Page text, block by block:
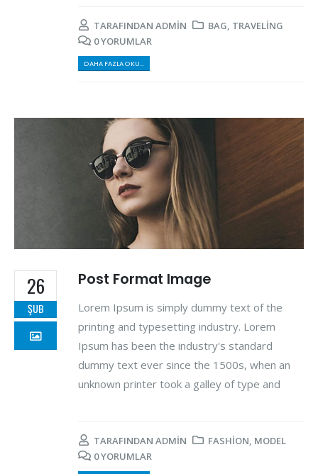
TARAFINDAN ADMIN BAG, TRAVELING
0 YORUMLAR
DAHA FAZLA OKU...
26
ŞUB
Post Format Image
Lorem Ipsum is simply dummy text of the
printing and typesetting industry. Lorem
Ipsum has been the industry's standard
dummy text ever since the 1500s, when an
unknown printer took a galley of type and
TARAFINDAN ADMIN FASHION, MODEL
0 YORUMLAR